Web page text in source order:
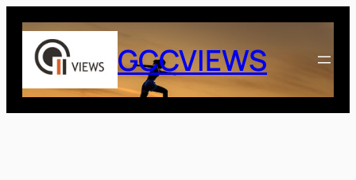
Saltar
contenido
GCCVIEWS